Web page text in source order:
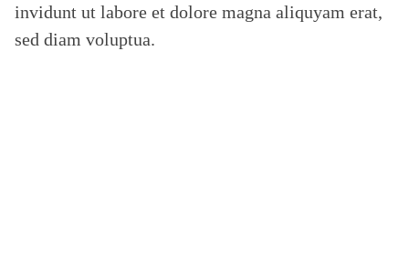
invidunt ut labore et dolore magna aliquyam erat,
sed diam voluptua.